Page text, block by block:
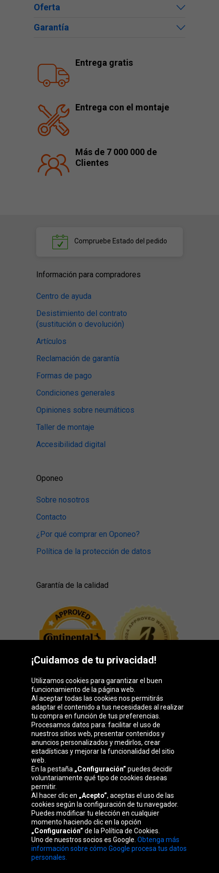
Oferta
Garantía
Entrega gratis
Entrega con el montaje
Más de 7 000 000 de
Clientes
Compruebe Estado del pedido
Información para compradores
Centro de ayuda
Desistimiento del contrato
(sustitución o devolución)
Artículos
Reclamación de garantía
Formas de pago
Condiciones generales
Opiniones sobre neumáticos
Taller de montaje
Accesibilidad digital
Oponeo
Sobre nosotros
Contacto
¿Por qué comprar en Oponeo?
Política de la protección de datos
Garantía de la calidad
Grupo Oponeo
Belgique
republika
France Italia Magyarország Nederland
Österreich Polska
Slovenská
republika
United
Kingdom
¡Cuidamos de tu privacidad!
Utilizamos cookies para garantizar el buen
funcionamiento de la página web.
Al aceptar todas las cookies nos permitirás
adaptar el contenido a tus necesidades al realizar
tu compra en función de tus preferencias.
Procesamos datos para: facilitar el uso de
nuestros sitios web, presentar contenidos y
anuncios personalizados y medirlos, crear
estadísticas y mejorar la funcionalidad del sitio
web.
En la pestaña „Configuración” puedes decidir
voluntariamente qué tipo de cookies deseas
permitir.
Al hacer clic en „Acepto”, aceptas el uso de las
cookies según la configuración de tu navegador.
Puedes modificar tu elección en cualquier
momento haciendo clic en la opción
„Configuración” de la Política de Cookies.
Uno de nuestros socios es Google. Obtenga más
información sobre cómo Google procesa tus datos
personales.